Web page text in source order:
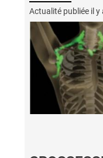
Actualité publiée il y